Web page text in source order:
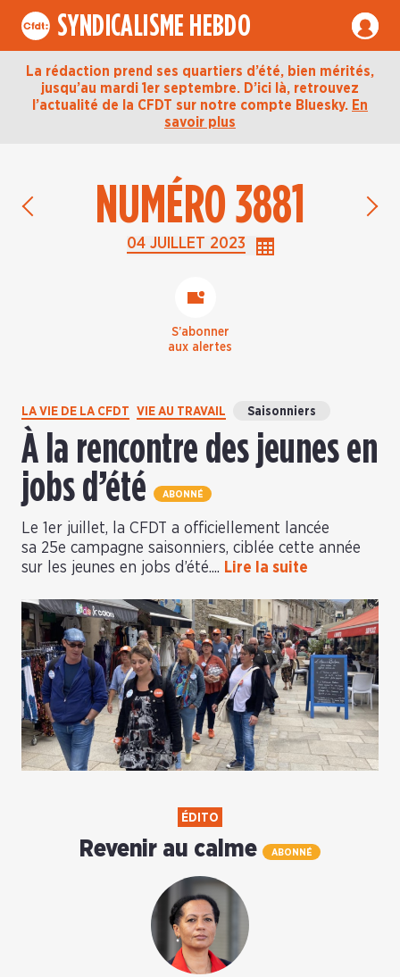
La rédaction prend ses quartiers d’été, bien mérités,
jusqu’au mardi 1er septembre. D’ici là, retrouvez
l’actualité de la CFDT sur notre compte Bluesky. En
savoir plus
SYNDICALISME HEBDO
Édition précédente du 27 juin 2023
NUMÉRO 3881
04 JUILLET 2023
S’abonner
aux alertes
LA VIE DE LA CFDT VIE AU TRAVAIL Saisonniers
À la rencontre des jeunes en
jobs d’été
ABONNÉ
Le 1er juillet, la CFDT a officiellement lancée
sa 25e campagne saisonniers, ciblée cette année
sur les jeunes en jobs d’été.... Lire la suite
ÉDITO
Revenir au calme ABONNÉ